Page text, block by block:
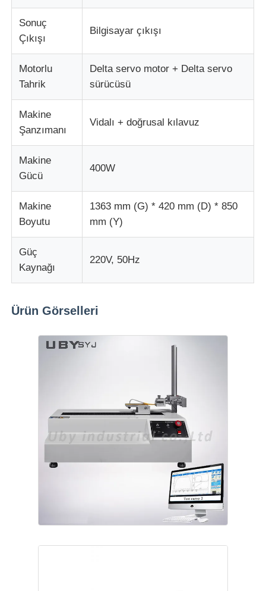
Sonuç
Çıkışı
Bilgisayar çıkışı
Motorlu
Tahrik
Delta servo motor + Delta servo
sürücüsü
Makine
Şanzımanı
Vidalı + doğrusal kılavuz
Makine
Gücü
400W
Makine
Boyutu
1363 mm (G) * 420 mm (D) * 850
mm (Y)
Güç
Kaynağı
220V, 50Hz
Ürün Görselleri